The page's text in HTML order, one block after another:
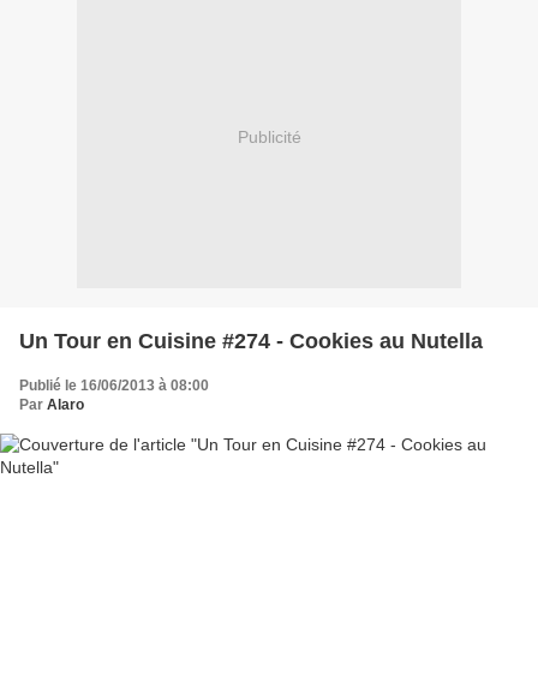
Publicité
Un Tour en Cuisine #274 - Cookies au Nutella
Publié le 16/06/2013 à 08:00
Par Alaro